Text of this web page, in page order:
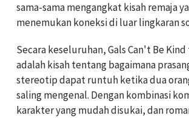
sama-sama mengangkat kisah remaja
menemukan koneksi di luar lingkaran
Secara keseluruhan, Gals Can't Be
adalah kisah tentang bagaimana
stereotip dapat runtuh ketika dua
saling mengenal. Dengan kombinasi
karakter yang mudah disukai, dan